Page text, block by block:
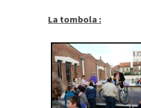
La tombola :